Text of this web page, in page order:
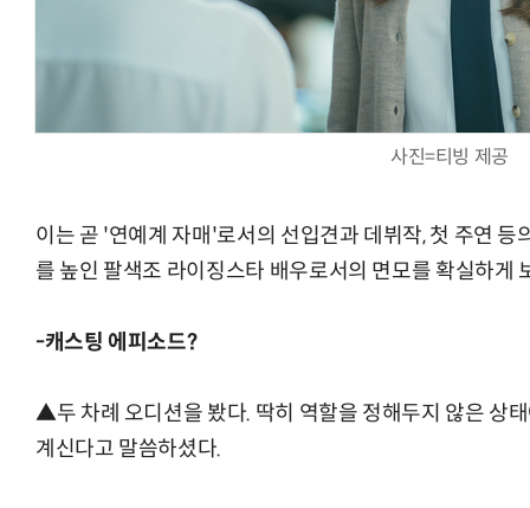
사진=티빙 제공
이는 곧 '연예계 자매'로서의 선입견과 데뷔작, 첫 주연 등
를 높인 팔색조 라이징스타 배우로서의 면모를 확실하게
-캐스팅 에피소드?
▲두 차례 오디션을 봤다. 딱히 역할을 정해두지 않은 상
계신다고 말씀하셨다.